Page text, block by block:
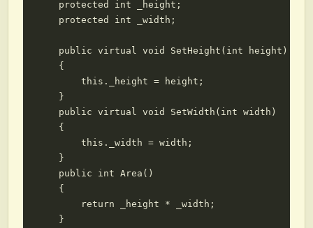
    protected int _height;
    protected int _width;
    public virtual void SetHeight(int height)
    {
        this._height = height;
    }
    public virtual void SetWidth(int width)
    {
        this._width = width;
    }
    public int Area()
    {
        return _height * _width;
    }